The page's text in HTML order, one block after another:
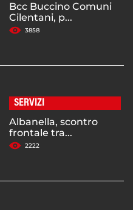
Bcc Buccino Comuni
Cilentani, p...
3858
SERVIZI
Albanella, scontro
frontale tra...
2222